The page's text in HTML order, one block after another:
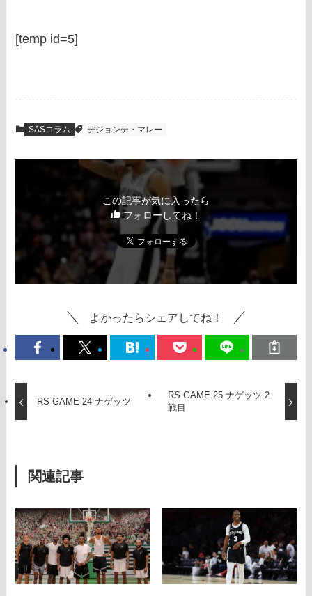
[temp id=5]
SASコラム デジョンテ・マレー
この記事が気に入ったら
フォローしてね！
よかったらシェアしてね！
RS GAME 24 ナゲッツ
RS GAME 25 ナゲッツ 2
戦目
関連記事